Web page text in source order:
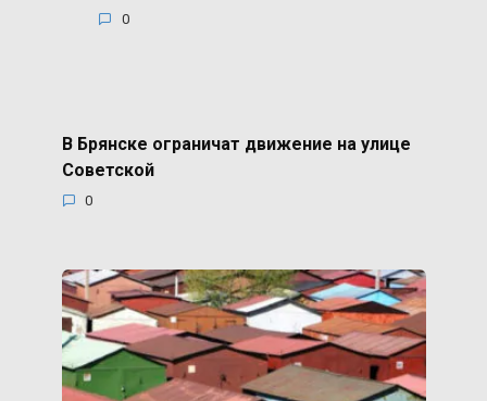
0
В Брянске ограничат движение на улице
Советской
0